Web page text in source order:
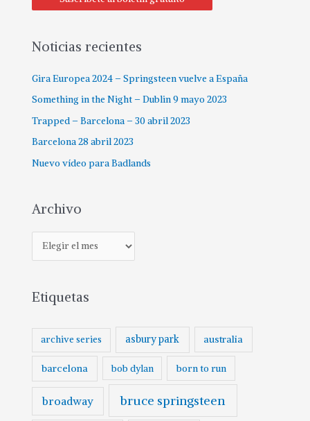
Noticias recientes
Gira Europea 2024 – Springsteen vuelve a España
Something in the Night – Dublin 9 mayo 2023
Trapped – Barcelona – 30 abril 2023
Barcelona 28 abril 2023
Nuevo vídeo para Badlands
Archivo
Etiquetas
archive series asbury park australia
barcelona bob dylan born to run
broadway bruce springsteen